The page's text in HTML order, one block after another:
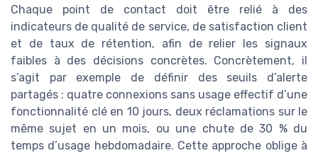
Chaque point de contact doit être relié à des
indicateurs de qualité de service, de satisfaction client
et de taux de rétention, afin de relier les signaux
faibles à des décisions concrètes. Concrètement, il
s’agit par exemple de définir des seuils d’alerte
partagés : quatre connexions sans usage effectif d’une
fonctionnalité clé en 10 jours, deux réclamations sur le
même sujet en un mois, ou une chute de 30 % du
temps d’usage hebdomadaire. Cette approche oblige à